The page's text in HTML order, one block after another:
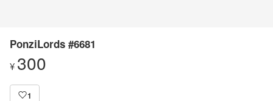
PonziLords #6681
¥ 300
1